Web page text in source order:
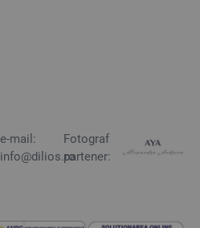
e-mail:
info@dilios.ro
Fotograf
partener: